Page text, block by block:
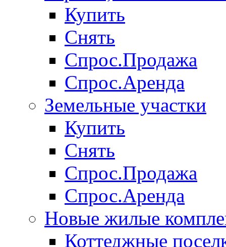
Купить
Снять
Спрос.Продажа
Спрос.Аренда
Земельные участки
Купить
Снять
Спрос.Продажа
Спрос.Аренда
Новые жилые
Коттеджные